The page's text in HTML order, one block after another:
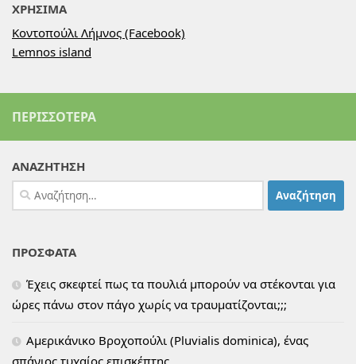
ΧΡΗΣΙΜΑ
Κοντοπούλι Λήμνος (Facebook)
Lemnos island
ΠΕΡΙΣΣΌΤΕΡΑ
ΑΝΑΖΗΤΗΣΗ
Αναζήτηση
για:
ΠΡΟΣΦΑΤΑ
Έχεις σκεφτεί πως τα πουλιά μπορούν να στέκονται για
ώρες πάνω στον πάγο χωρίς να τραυματίζονται;;;
Αμερικάνικο Βροχοπούλι (Pluvialis dominica), ένας